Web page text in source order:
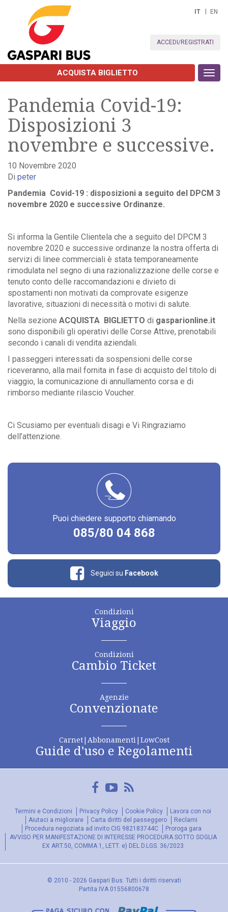
ACCEDI/REGISTRATI
IT EN
ACQUISTA BIGLIETTO
Pandemia Covid-19:
Disposizioni 3
novembre e successive.
10 Novembre 2020
Di peter
Pandemia Covid-19 : disposizioni a seguito del DPCM 3
novembre 2020 e successive Ordinanze.
Si informa la Gentile Clientela che a seguito del DPCM 3
novembre 2020 e successive ordinanze la nostra offerta di
servizi di linee commerciali è stata temporaneamente
rimodulata nel segno di una razionalizzazione delle corse e
tenuto conto delle raccomandazioni e divieto di
spostamenti non motivati da comprovate esigenze
lavorative, situazioni di necessità o motivi di salute.
Nella sezione ACQUISTA BIGLIETTO di gasparionline.it
sono disponibili gli operativi delle Corse Attive, prenotabili
secondo i canali di vendita aziendali.
I passeggeri interessati da sospensioni delle corse
riceveranno, alla mail fornita in fase di acquisto del titolo di
viaggio, la comunicazione di annullamento corsa e di
rimborso mediante rilascio Voucher.
Ci Scusiamo per eventuali disagi e Vi Ringraziamo
dell’attenzione.
Puoi chiedere supporto chiamando
085/80 04 868
Seguici su Facebook
Condizioni
Viaggio
Condizioni
Cambio Ticket
Agenzie
Convenzionate
Carnet|Abbonamenti|LowCost
Guide d'uso e Regolamenti
FacebookYouTube
Termini e Condizioni Privacy Policy Cookie Policy
Lavora con noi
Aiutaci a migliorare
Carta diritti del passeggero
Reclami
Procedura negoziata ad invito CIG 982183744C
Proroga gara
AVVISO PER MANIFESTAZIONE DI INTERESSE PROCEDURA SOTTO SOGLIA
EX ART.50, COMMA 1, LETT. e) DEL D.LGS. 36/2023
© 2010 - 2026 Gaspari Bus. Tutti i diritti riservati
Partita IVA 01556800678